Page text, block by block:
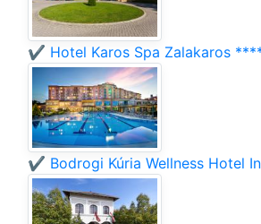
✔️ Hotel Karos Spa Zalakaros
✔️ Bodrogi Kúria Wellness Hotel